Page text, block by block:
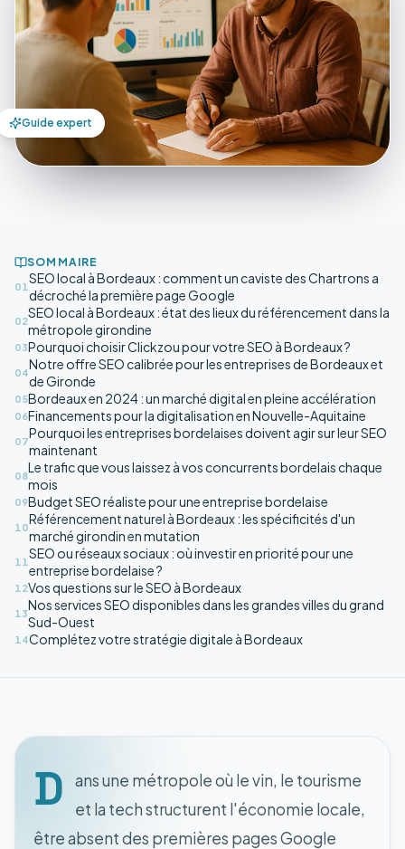
Guide expert
SOMMAIRE
01
SEO local à Bordeaux : comment un caviste des Chartrons a
décroché la première page Google
02
SEO local à Bordeaux : état des lieux du référencement dans la
métropole girondine
03Pourquoi choisir Clickzou pour votre SEO à Bordeaux ?
04
Notre offre SEO calibrée pour les entreprises de Bordeaux et
de Gironde
05Bordeaux en 2024 : un marché digital en pleine accélération
06Financements pour la digitalisation en Nouvelle-Aquitaine
07
Pourquoi les entreprises bordelaises doivent agir sur leur SEO
maintenant
08
Le trafic que vous laissez à vos concurrents bordelais chaque
mois
09Budget SEO réaliste pour une entreprise bordelaise
10
Référencement naturel à Bordeaux : les spécificités d'un
marché girondin en mutation
11
SEO ou réseaux sociaux : où investir en priorité pour une
entreprise bordelaise ?
12Vos questions sur le SEO à Bordeaux
13
Nos services SEO disponibles dans les grandes villes du grand
Sud-Ouest
14Complétez votre stratégie digitale à Bordeaux
D
ans une métropole où le vin, le tourisme
et la tech structurent l'économie locale,
être absent des premières pages Google